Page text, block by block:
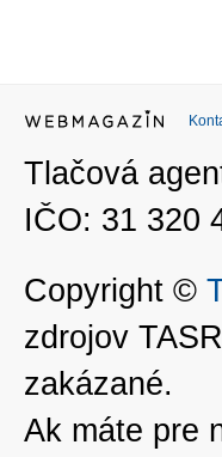
Tlačová
IČO: 31 320
Copyright ©
zdrojov
zakázané.
Ak máte pre